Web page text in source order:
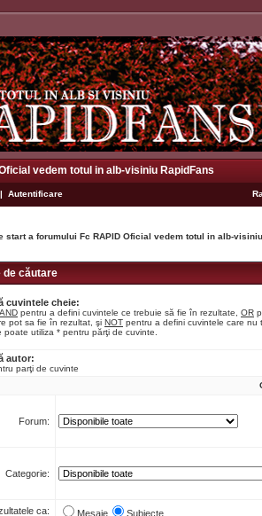
vedem totul in alb-visiniu RapidFans
| Autentificare
start a forumului Fc RAPID Oficial vedem totul in alb-
de căutare
cuvintele cheie:
AND pentru a defini cuvintele ce trebuie să fie în rezultate, OR
pot sa fie în rezultat, şi NOT pentru a defini cuvintele care nu
poate utiliza * pentru părţi de cuvinte.
autor:
parţi de cuvinte
Forum:
Categorie:
ca: Mesaje Subiecte